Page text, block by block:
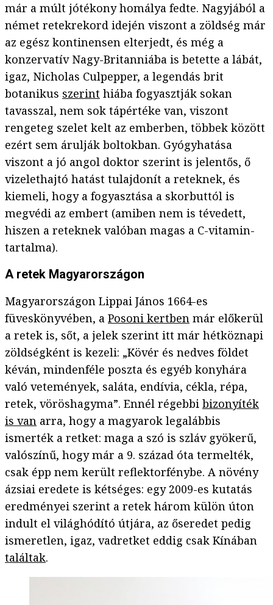
már a múlt jótékony homálya fedte. Nagyjából a
német retekrekord idején viszont a zöldség már
az egész kontinensen elterjedt, és még a
konzervatív Nagy-Britanniába is betette a lábát,
igaz, Nicholas Culpepper, a legendás brit
botanikus szerint hiába fogyasztják sokan
tavasszal, nem sok tápértéke van, viszont
rengeteg szelet kelt az emberben, többek között
ezért sem árulják boltokban. Gyógyhatása
viszont a jó angol doktor szerint is jelentős, ő
vizelethajtó hatást tulajdonít a reteknek, és
kiemeli, hogy a fogyasztása a skorbuttól is
megvédi az embert (amiben nem is tévedett,
hiszen a reteknek valóban magas a C-vitamin-
tartalma).
A retek Magyarországon
Magyarországon Lippai János 1664-es
füveskönyvében, a Posoni kertben már előkerül
a retek is, sőt, a jelek szerint itt már hétköznapi
zöldségként is kezeli: „Kövér és nedves földet
kéván, mindenféle poszta és egyéb konyhára
való vetemények, saláta, endívia, cékla, répa,
retek, vöröshagyma”. Ennél régebbi bizonyíték
is van arra, hogy a magyarok legalábbis
ismerték a retket: maga a szó is szláv gyökerű,
valószínű, hogy már a 9. század óta termelték,
csak épp nem került reflektorfénybe. A növény
ázsiai eredete is kétséges: egy 2009-es kutatás
eredményei szerint a retek három külön úton
indult el világhódító útjára, az őseredet pedig
ismeretlen, igaz, vadretket eddig csak Kínában
találtak.